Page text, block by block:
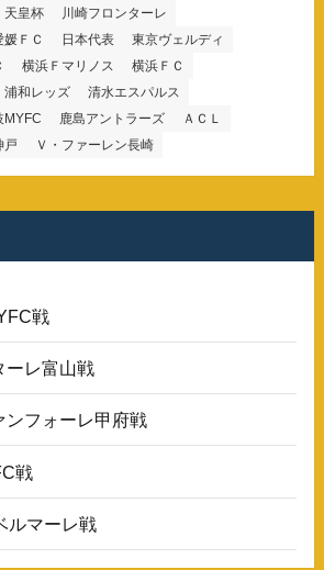
天皇杯
川崎フロンターレ
媛ＦＣ 日本代表
東京ヴェルディ
横浜Ｆマリノス
横浜ＦＣ
浦和レッズ
清水エスパルス
MYFC 鹿島アントラーズ
ＡＣＬ
戸 Ｖ・ファーレン長崎
戦
ーレ富山戦
ンフォーレ甲府戦
戦
ルマーレ戦